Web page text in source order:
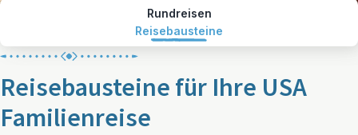
Rundreisen
Reisebausteine
Reisebausteine für Ihre USA
Familienreise